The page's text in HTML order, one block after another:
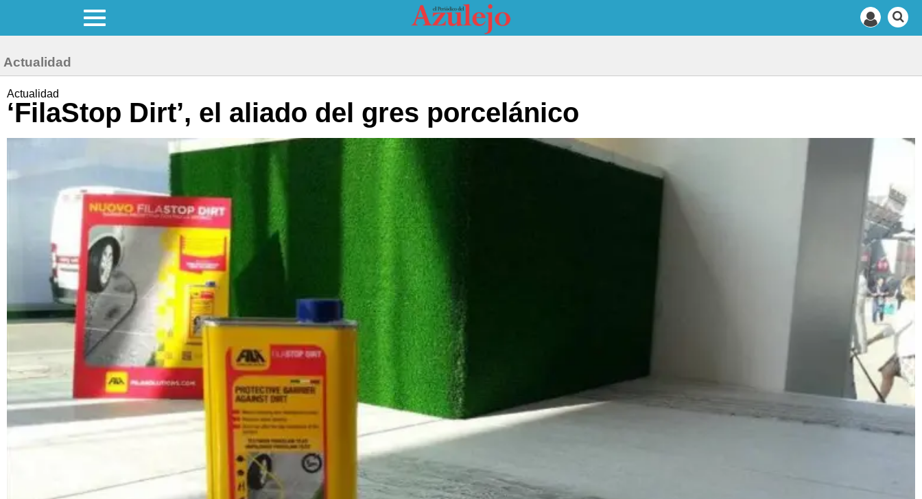
Actualidad
Actualidad
‘FilaStop Dirt’, el aliado del gres porcelánico